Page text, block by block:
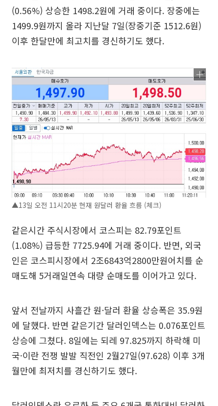
(0.56%) 상승한 1498.2원에 거래 중이다. 장중에는
1499.9원까지 올라 지난달 7일(장중기준 1512.6원)
이후 한달만에 최고치를 경신하기도 했다.
▲13일 오전 11시20분 현재 원달러 환율 흐름 (체크)
같은시간 주식시장에서 코스피는 82.79포인트
(1.08%) 급등한 7725.94에 거래 중이다. 반면, 외국
인은 코스피시장에서 2조6843억2800만원어치를 순
매도해 5거래일연속 대량 순매도를 이어가고 있다.
앞서 전날까지 사흘간 원·달러 환율 상승폭은 35.9원
에 달했다. 반면 같은기간 달러인덱스는 0.076포인트
상승에 그쳤다. 8일에는 되레 97.825까지 하락해 미
국·이란 전쟁 발발 직전인 2월27일(97.628) 이후 3개
월만에 최저치를 경신하기도 했다.